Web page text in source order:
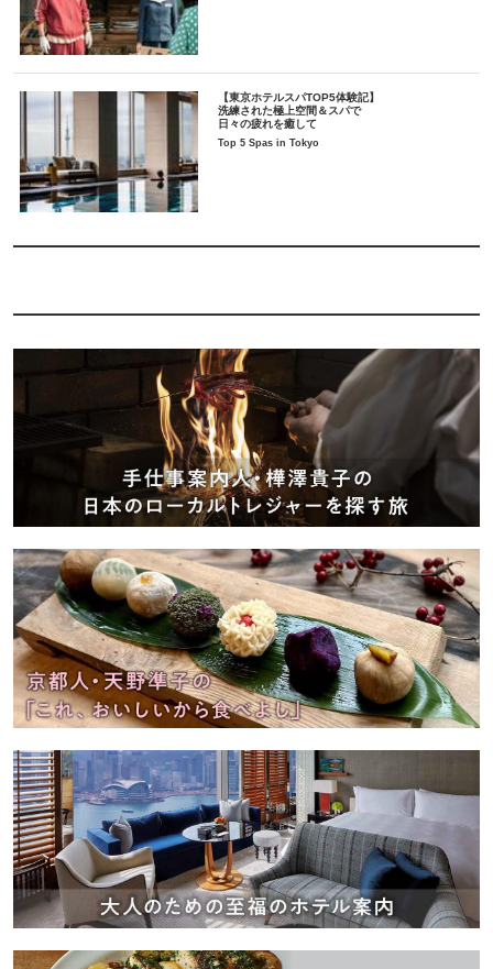
【東京ホテルスパTOP5体験記】
洗練された極上空間＆スパで
日々の疲れを癒して
Top 5 Spas in Tokyo